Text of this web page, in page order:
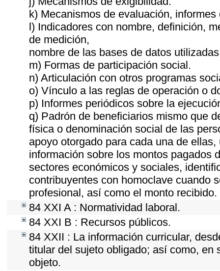
k) Mecanismos de evaluación,
l) Indicadores con nombre, definición,
de medición,
nombre de las bases de datos
m) Formas de participación social.
n) Articulación con otros programas
o) Vínculo a las reglas de operación o
p) Informes periódicos sobre la
q) Padrón de beneficiarios mismo que
física o denominación social de las
apoyo otorgado para cada una de
información sobre los montos pagados
sectores económicos y sociales,
contribuyentes con homoclave cuando
profesional, así como el monto recibido.
84 XXI A : Normatividad laboral.
84 XXI B : Recursos públicos.
84 XXII : La información curricular,
titular del sujeto obligado; así como,
objeto.